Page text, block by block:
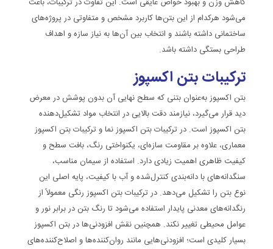
می‌شود هرکدام از این بتن‌ها کاربرد مشخص و متفاوتی در پروژه‌های
ساختمانی داشته باشند و انتخاب بین آن‌ها به نیاز سازه و اهداف
طراحی بستگی داشته باشد.
ترکیبات بتن اکسپوز
بتن اکسپوز به‌عنوان بتنی که سطح نهایی آن بدون پوشش در معرض
دید قرار می‌گیرد، نیازمند دقت بالایی در انتخاب مواد تشکیل‌دهنده
بتن اکسپوز است. در ترکیبات بتن اکسپوز نما و ترکیبات بتن اکسپوز
معماری، علاوه بر مقاومت سازه‌ای، یکنواختی رنگ، بافت سطح و
کیفیت ظاهری اهمیت زیادی دارد. استفاده از سیمان مناسب،
سنگدانه‌های با دانه‌بندی کنترل‌شده و آب با کیفیت، پایه اصلی این
نوع بتن را تشکیل می‌دهد. در ترکیبات بتن اکسپوز رنگی معمولاً از
رنگدانه‌های معدنی پایدار استفاده می‌شود تا رنگ بتن در برابر نور و
عوامل محیطی تغییر نکند. همچنین نقش افزودنی‌ها در بتن اکسپوز
بسیار کلیدی است؛ افزودنی‌هایی مانند روان‌کننده‌ها و اصلاح‌کننده‌های